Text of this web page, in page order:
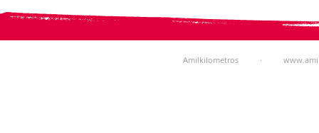
Amilkilometros ·